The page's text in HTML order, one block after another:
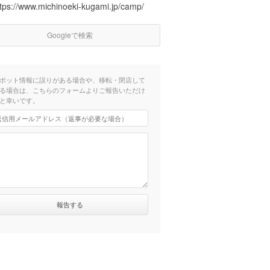
www.michinoeki-kugami.jp/camp/
Googleで検索
ット情報に誤りがある場合や、移転・閉店して
場合は、こちらのフォームよりご報告いただけ
幸いです。